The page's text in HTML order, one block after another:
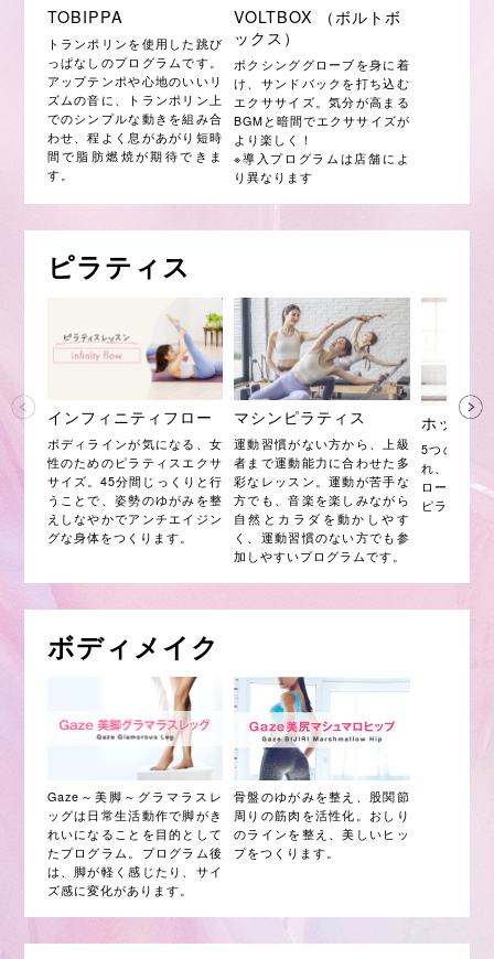
TOBIPPA
トランポリンを使用した跳び
っぱなしのプログラムです。
アップテンポや心地のいいリ
ズムの音に、トランポリン上
でのシンプルな動きを組み合
わせ、程よく息があがり短時
間で脂肪燃焼が期待できま
す。
VOLTBOX （ボルトボ
ックス）
ボクシンググローブを身に着
け、サンドバックを打ち込む
エクササイズ。気分が高まる
BGMと暗間でエクササイズが
より楽しく！
※導入プログラムは店舗によ
り異なります
ピラティス
インフィニティフロー
ボディラインが気になる、女
性のためのピラティスエクサ
サイズ。45分間じっくりと行
うことで、姿勢のゆがみを整
えしなやかでアンチエイジン
グな身体をつくります。
マシンピラティス
運動習慣がない方から、上級
者まで運動能力に合わせた多
彩なレッスン。運動が苦手な
方でも、音楽を楽しみながら
自然とカラダを動かしやす
く、運動習慣のない方でも参
加しやすいプログラムです。
ホットピ
5つのムー
れ、体幹へ
ローチする
ピラティス
ボディメイク
Gaze～美脚～グラマラスレ
ッグは日常生活動作で脚がき
れいになることを目的として
たプログラム。プログラム後
は、脚が軽く感じたり、サイ
ズ感に変化があります。
骨盤のゆがみを整え、股関節
周りの筋肉を活性化。おしり
のラインを整え、美しいヒッ
プをつくります。